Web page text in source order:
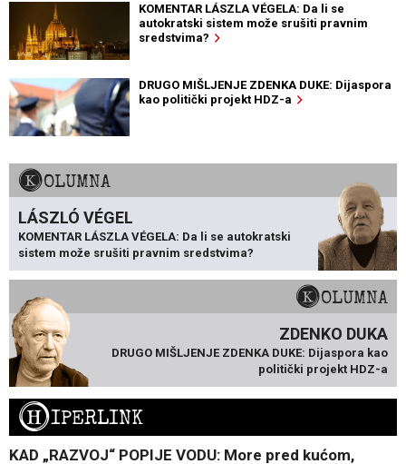
KOMENTAR LÁSZLA VÉGELA: Da li se
autokratski sistem može srušiti pravnim
sredstvima?
DRUGO MIŠLJENJE ZDENKA DUKE: Dijaspora
kao politički projekt HDZ-a
KOLUMNA
LÁSZLÓ VÉGEL
KOMENTAR LÁSZLA VÉGELA: Da li se autokratski
sistem može srušiti pravnim sredstvima?
KOLUMNA
ZDENKO DUKA
DRUGO MIŠLJENJE ZDENKA DUKE: Dijaspora kao
politički projekt HDZ-a
HIPERLINK
KAD „RAZVOJ“ POPIJE VODU: More pred kućom,